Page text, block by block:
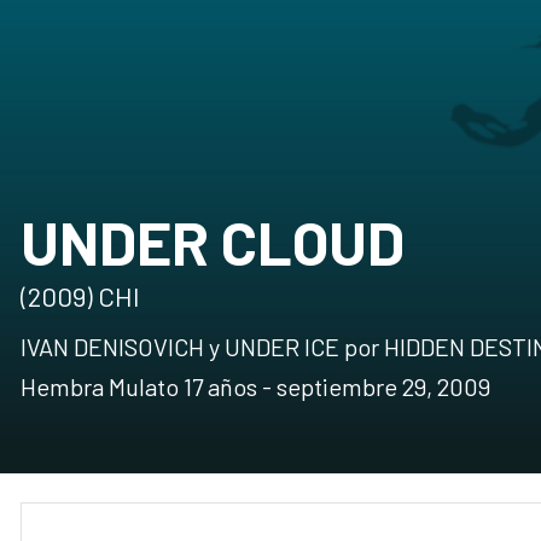
UNDER CLOUD
(2009) CHI
IVAN DENISOVICH y UNDER ICE por HIDDEN
Hembra Mulato 17 años - septiembre 29, 2009